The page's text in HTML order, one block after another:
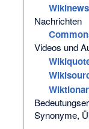
Nachrichten
Videos und
Synonyme,